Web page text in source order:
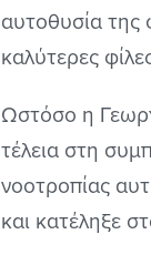
αυτοθυσία της
καλύτερες
Ωστόσο η
τέλεια στη
νοοτροπίας
και κατέληξε